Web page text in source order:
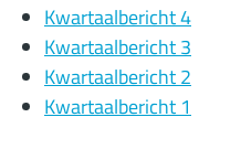
Kwartaalbericht 4
Kwartaalbericht 3
Kwartaalbericht 2
Kwartaalbericht 1